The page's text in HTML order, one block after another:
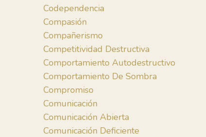
Codependencia
Compasión
Compañerismo
Competitividad Destructiva
Comportamiento Autodestructivo
Comportamiento De Sombra
Compromiso
Comunicación
Comunicación Abierta
Comunicación Deficiente